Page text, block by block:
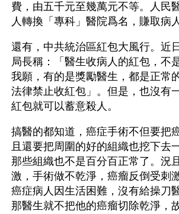
費，由五千元至幾萬元不等。人民
人轉換「專科」醫院爲名，賺取病
還有，中共統治區紅包大風行。近
局長稱：「醫生收病人的紅包，不
我願，有的是獎勵醫生，都是正常
法律禁止收紅包」。但是，也沒有
紅包就可以蓄意殺人。
搞醫的都知道，癌症手術不但要把
且還要把周圍的好的組織也挖下去
那些組織也不是百分百正常了。況
激，手術做不乾淨，癌瘤反倒受刺
癌症病人因生活困難，沒有給操刀
那醫生就不把他的癌瘤切除乾淨，